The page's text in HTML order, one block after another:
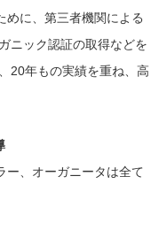
めに、第三者機関による
ニック認証の取得などを
20年もの実績を重ね、高
ー、オーガニータは全て